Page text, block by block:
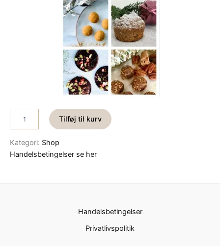
e
s
Tilføj til kurv
Kategori: Shop
Handelsbetingelser se her
Handelsbetingelser
Privatlivspolitik